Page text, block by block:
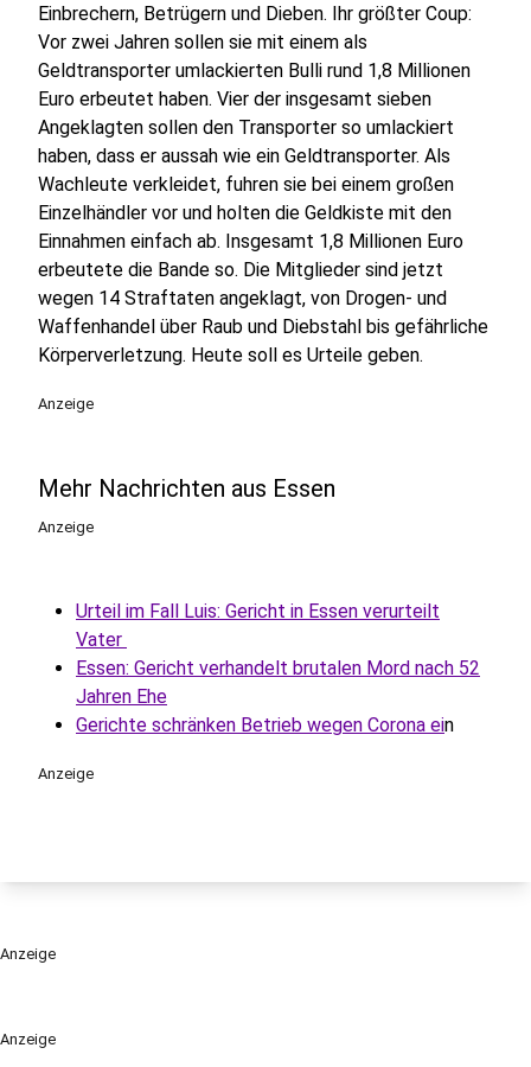
Anzeige
Einbrechern, Betrügern und Dieben. Ihr größter Coup:
Vor zwei Jahren sollen sie mit einem als
Geldtransporter umlackierten Bulli rund 1,8 Millionen
Euro erbeutet haben. Vier der insgesamt sieben
Angeklagten sollen den Transporter so umlackiert
haben, dass er aussah wie ein Geldtransporter. Als
Wachleute verkleidet, fuhren sie bei einem großen
Einzelhändler vor und holten die Geldkiste mit den
Einnahmen einfach ab. Insgesamt 1,8 Millionen Euro
erbeutete die Bande so. Die Mitglieder sind jetzt
wegen 14 Straftaten angeklagt, von Drogen- und
Waffenhandel über Raub und Diebstahl bis gefährliche
Körperverletzung. Heute soll es Urteile geben.
Anzeige
Mehr Nachrichten aus Essen
Anzeige
Urteil im Fall Luis: Gericht in Essen verurteilt
Vater
Essen: Gericht verhandelt brutalen Mord nach 52
Jahren Ehe
Gerichte schränken Betrieb wegen Corona ein
Anzeige
Anzeige